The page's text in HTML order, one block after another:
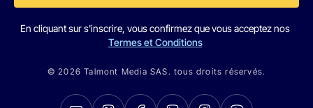
En cliquant sur s'inscrire, vous confirmez que vous acceptez nos
Termes et Conditions
© 2026 Talmont Media SAS. tous droits réservés.